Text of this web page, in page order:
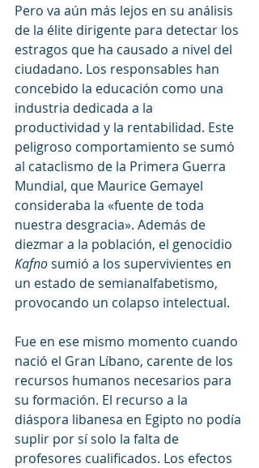
Pero va aún más lejos en su análisis
de la élite dirigente para detectar los
estragos que ha causado a nivel del
ciudadano. Los responsables han
concebido la educación como una
industria dedicada a la
productividad y la rentabilidad. Este
peligroso comportamiento se sumó
al cataclismo de la Primera Guerra
Mundial, que Maurice Gemayel
consideraba la «fuente de toda
nuestra desgracia». Además de
diezmar a la población, el genocidio
Kafno sumió a los supervivientes en
un estado de semianalfabetismo,
provocando un colapso intelectual.
Fue en ese mismo momento cuando
nació el Gran Líbano, carente de los
recursos humanos necesarios para
su formación. El recurso a la
diáspora libanesa en Egipto no podía
suplir por sí solo la falta de
profesores cualificados. Los efectos